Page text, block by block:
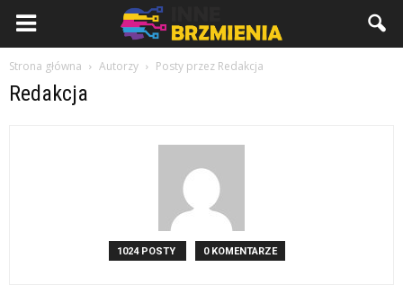
Strona główna Autorzy Posty przez Redakcja
Redakcja
1024 POSTY 0 KOMENTARZE